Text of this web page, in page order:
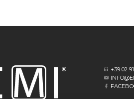
+39 02